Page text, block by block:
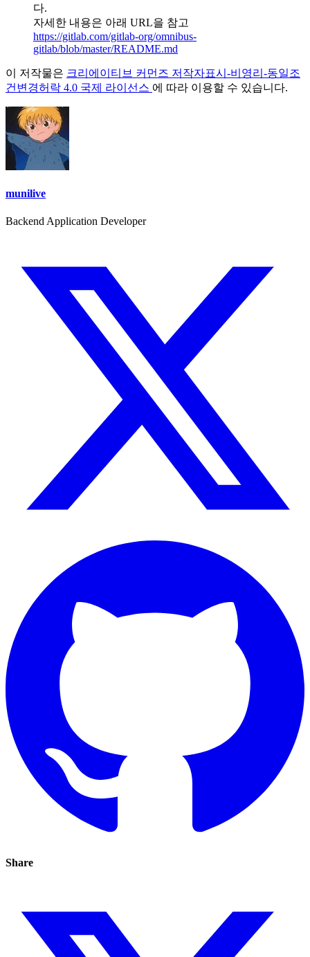
다.
자세한 내용은 아래 URL을 참고
https://gitlab.com/gitlab-org/omnibus-
gitlab/blob/master/README.md
이 저작물은 크리에이티브 커먼즈 저작자표시-비영리-동일조
건변경허락 4.0 국제 라이선스 에 따라 이용할 수 있습니다.
munilive
Backend Application Developer
Share